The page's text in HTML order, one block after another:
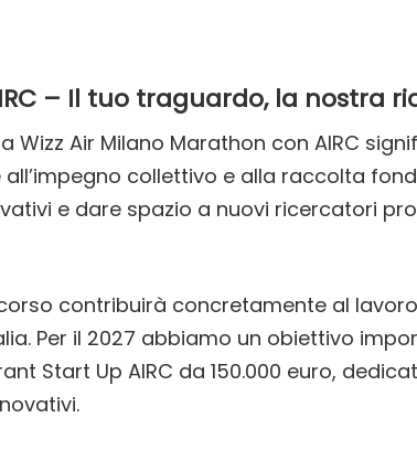
– Il tuo traguardo, la nostra
Wizz Air Milano Marathon con AIRC
all’impegno collettivo e alla raccolta
e dare spazio a nuovi ricercatori
contribuirà concretamente al
Per il 2027 abbiamo un obiettivo
Start Up AIRC da 150.000 euro,